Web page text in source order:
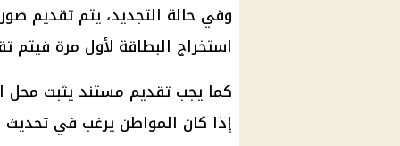
وفي حالة التجديد، يتم تقديم
استخراج البطاقة لأول مرة
كما يجب تقديم مستند يثبت محل
إذا كان المواطن يرغب في تحديث